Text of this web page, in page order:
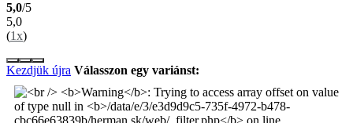
5,0/5
5,0
(1x)
Kezdjük újra Válasszon egy variánst: